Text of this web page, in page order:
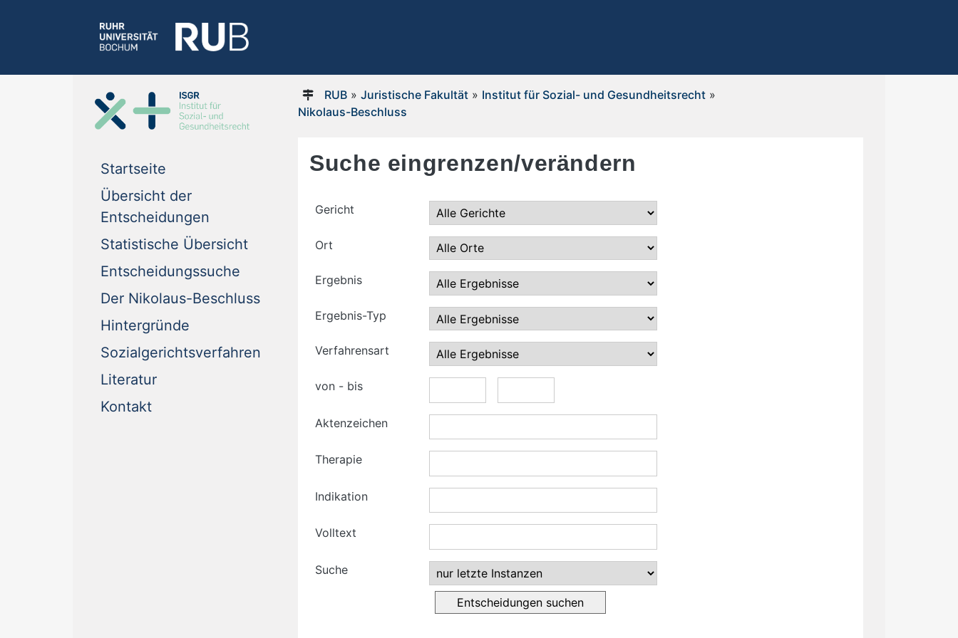
Startseite
Übersicht der
Entscheidungen
Statistische Übersicht
Entscheidungssuche
Der Nikolaus-Beschluss
Hintergründe
Sozialgerichtsverfahren
Literatur
Kontakt
RUB» Juristische Fakultät» Institut für Sozial- und Gesundheitsrecht»
Nikolaus-Beschluss
Suche eingrenzen/verändern
Gericht
Ort
Ergebnis
Ergebnis-Typ
Verfahrensart
von - bis
Aktenzeichen
Therapie
Indikation
Volltext
Suche